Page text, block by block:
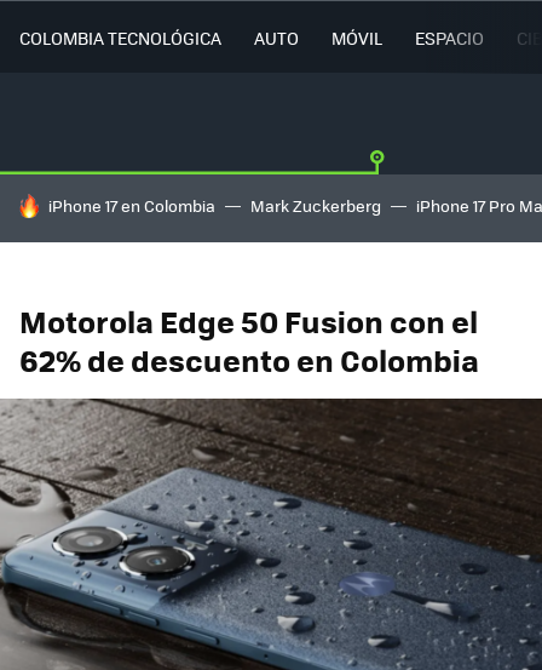
COLOMBIA TECNOLÓGICA AUTO MÓVIL ESPACIO
HOY SE HABLA DE
iPhone 17 en Colombia Mark Zuckerberg iPhone 17 Pro
Motorola Edge 50 Fusion con el
62% de descuento en Colombia